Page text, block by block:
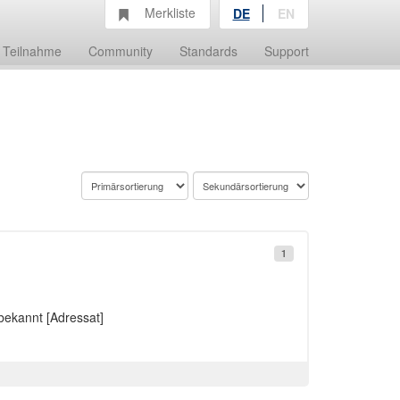
Teilnahme Community Standards Support
Merkliste DE EN
1
[Adressat]